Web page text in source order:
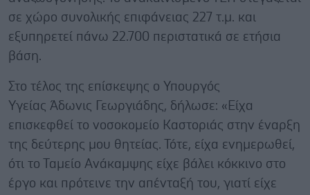
σε χώρο συνολικής επιφάνειας 227 τ.μ. και
εξυπηρετεί πάνω 22.700 περιστατικά σε ετήσια
βάση.
Στο τέλος της επίσκεψης ο Υπουργός
Υγείας Άδωνις Γεωργιάδης, δήλωσε: «Είχα
επισκεφθεί το νοσοκομείο Καστοριάς στην έναρξη
της δεύτερης μου θητείας. Τότε, είχα ενημερωθεί,
ότι το Ταμείο Ανάκαμψης είχε βάλει κόκκινο στο
έργο και πρότεινε την απένταξή του, γιατί είχε